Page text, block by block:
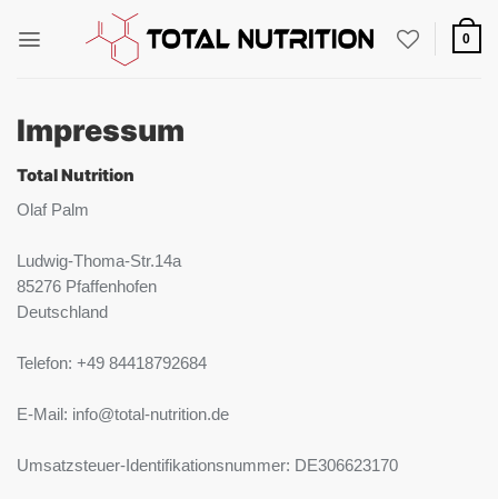
Inhalt
0
Impressum
Total Nutrition
Olaf Palm
Ludwig-Thoma-Str.14a
85276 Pfaffenhofen
Deutschland
Telefon: +49 84418792684
E-Mail: info@total-nutrition.de
Umsatzsteuer-Identifikationsnummer: DE306623170